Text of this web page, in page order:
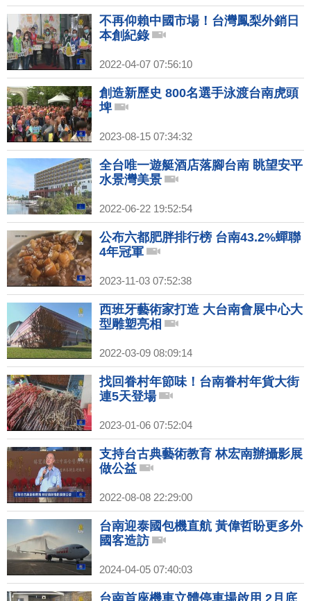
不再仰賴中國市場！台灣鳳梨外銷日
本創紀錄
2022-04-07 07:56:10
創造新歷史 800名選手泳渡台南虎頭
埤
2023-08-15 07:34:32
全台唯一遊艇酒店落腳台南 眺望安平
水景灣美景
2022-06-22 19:52:54
公布六都肥胖排行榜 台南43.2%蟬聯
4年冠軍
2023-11-03 07:52:38
西班牙藝術家打造 大台南會展中心大
型雕塑亮相
2022-03-09 08:09:14
找回眷村年節味！台南眷村年貨大街
連5天登場
2023-01-06 07:52:04
支持台古典藝術教育 林宏南辦攝影展
做公益
2022-08-08 22:29:00
台南迎泰國包機直航 黃偉哲盼更多外
國客造訪
2024-04-05 07:40:03